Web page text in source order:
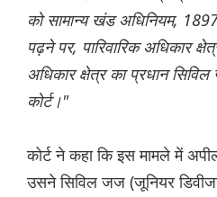
को सामान्य खंड अधिनियम,
पढ़ने पर, पारिवारिक अधिकार
अधिकार क्षेत्र का प्रधान सिविल
कोर्ट।"
कोर्ट ने कहा कि इस मामले में
उसने सिविल जज (जूनियर